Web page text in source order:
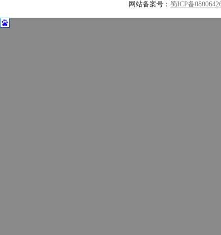
网站备案号： 蜀ICP备